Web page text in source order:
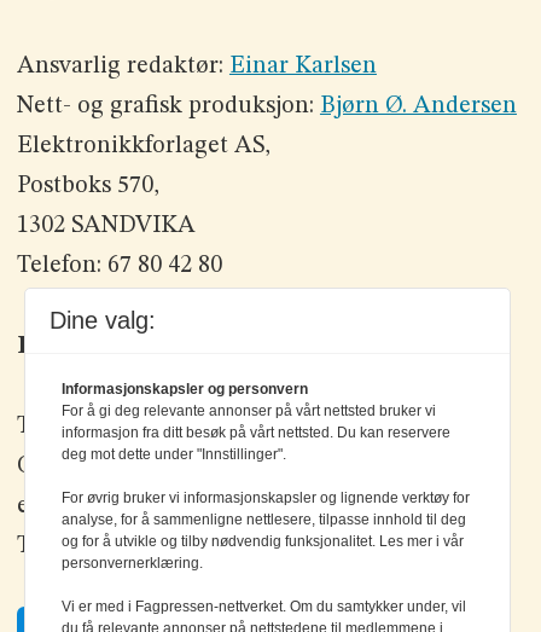
Ansvarlig redaktør: Einar Karlsen
Nett- og grafisk produksjon: Bjørn Ø. Andersen
Elektronikkforlaget AS,
Postboks 570,
1302 SANDVIKA
Telefon: 67 80 42 80
Kontakt oss
Tlf: +47 67 80 42 80
Olav Brunborgs vei 6, 1396 Billingstad
epost: elektronikk@elektronikkforlaget.no
Tips oss:tips@elektronikkforlaget.no
Facebook
Dine valg:
Informasjonskapsler og personvern
For å gi deg relevante annonser på vårt nettsted bruker vi
informasjon fra ditt besøk på vårt nettsted. Du kan reservere
deg mot dette under "Innstillinger".
For øvrig bruker vi informasjonskapsler og lignende verktøy for
analyse, for å sammenligne nettlesere, tilpasse innhold til deg
og for å utvikle og tilby nødvendig funksjonalitet. Les mer i vår
personvernerklæring.
Vi er med i Fagpressen-nettverket. Om du samtykker under, vil
du få relevante annonser på nettstedene til medlemmene i